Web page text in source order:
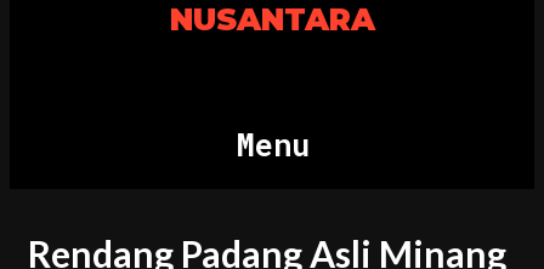
NUSANTARA
Menu
Rendang Padang Asli Minang